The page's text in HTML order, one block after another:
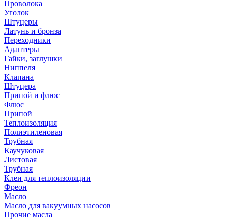
Проволока
Уголок
Штуцеры
Латунь и бронза
Переходники
Адаптеры
Гайки, заглушки
Ниппеля
Клапана
Штуцера
Припой и флюс
Флюс
Припой
Теплоизоляция
Полиэтиленовая
Трубная
Каучуковая
Листовая
Трубная
Клеи для теплоизоляции
Фреон
Масло
Масло для вакуумных насосов
Прочие масла